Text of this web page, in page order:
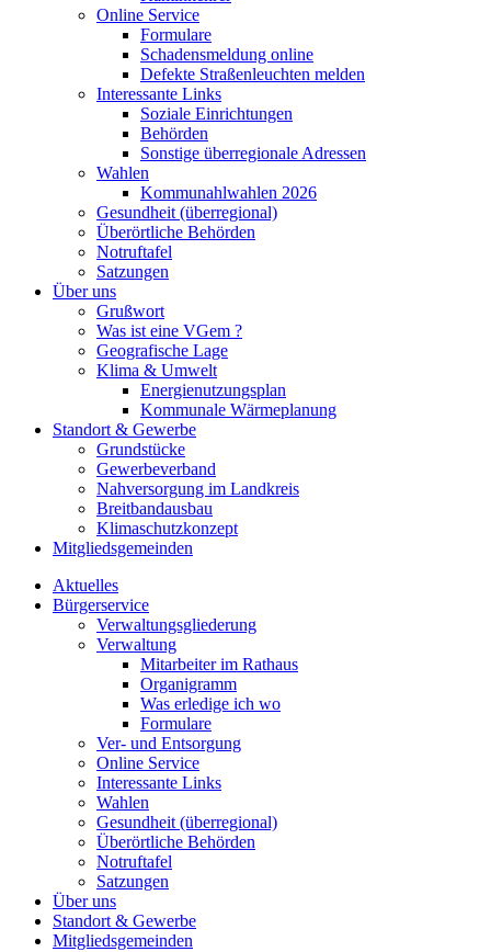
Online Service
Formulare
Schadensmeldung online
Defekte Straßenleuchten melden
Interessante Links
Soziale Einrichtungen
Behörden
Sonstige überregionale Adressen
Wahlen
Kommunahlwahlen 2026
Gesundheit (überregional)
Überörtliche Behörden
Notruftafel
Satzungen
Über uns
Grußwort
Was ist eine VGem ?
Geografische Lage
Klima & Umwelt
Energienutzungsplan
Kommunale Wärmeplanung
Standort & Gewerbe
Grundstücke
Gewerbeverband
Nahversorgung im Landkreis
Breitbandausbau
Klimaschutzkonzept
Mitgliedsgemeinden
Aktuelles
Bürgerservice
Verwaltungsgliederung
Verwaltung
Mitarbeiter im Rathaus
Organigramm
Was erledige ich wo
Formulare
Ver- und Entsorgung
Online Service
Interessante Links
Wahlen
Gesundheit (überregional)
Überörtliche Behörden
Notruftafel
Satzungen
Über uns
Standort & Gewerbe
Mitgliedsgemeinden